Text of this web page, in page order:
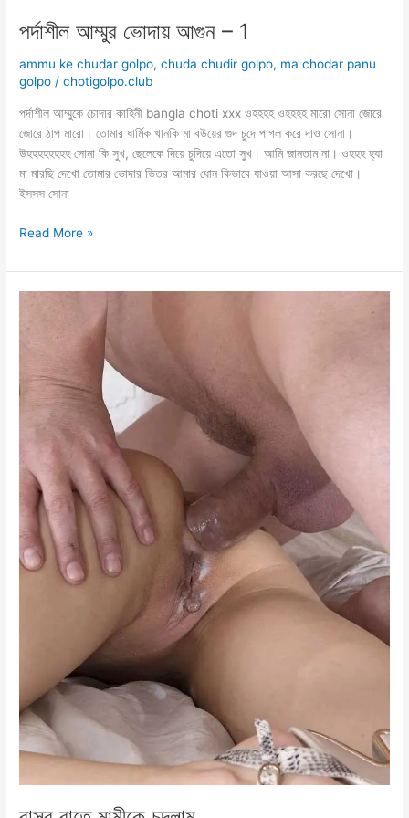
পর্দাশীল আম্মুর ভোদায় আগুন – 1
ammu ke chudar golpo,chuda chudir golpo, ma chodar panu
golpo /chotigolpo.club
পর্দাশীল আম্মুকে চোদার কাহিনী bangla choti xxx ওহহহহ ওহহহহ মারো সোনা জোরে
জোরে ঠাপ মারো। তোমার ধার্মিক খানকি মা বউয়ের গুদ চুদে পাগল করে দাও সোনা।
উহহহহহহহহ সোনা কি সুখ, ছেলেকে দিয়ে চুদিয়ে এতো সুখ। আমি জানতাম না। ওহহহ হ্যা
মা মারছি দেখো তোমার ভোদার ভিতর আমার ধোন কিভাবে যাওয়া আসা করছে দেখো।
ইসসস সোনা
পর্দাশীল
ভোদায়
আগুন
Read More »